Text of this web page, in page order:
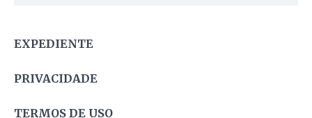
EXPEDIENTE
PRIVACIDADE
TERMOS DE USO